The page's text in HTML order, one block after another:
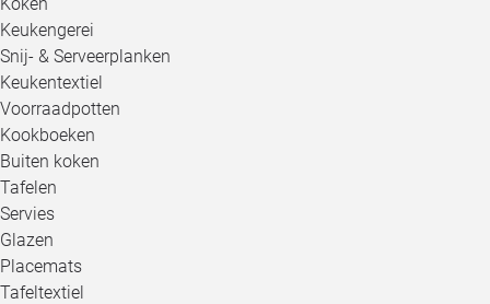
Keukengerei
Snij- & Serveerplanken
Keukentextiel
Voorraadpotten
Kookboeken
Buiten koken
Tafelen
Servies
Glazen
Placemats
Tafeltextiel